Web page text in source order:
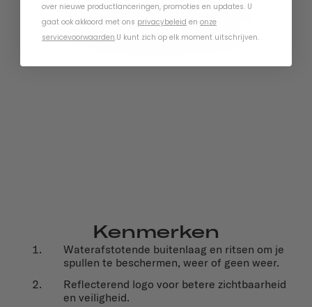
Kenmerken
Waterafstotende buitenlaag en ritsen om je
spullen te beschermen, weer of geen weer.
Reflecterend logo voor betere zichtbaarheid
en veiligheid.
over nieuwe productlanceringen, promoties en updates. U
gaat ook akkoord met ons privacybeleid en onze
servicevoorwaarden.U kunt zich op elk moment uitschrijven.